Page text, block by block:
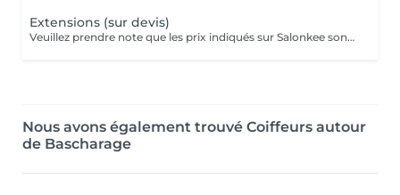
Extensions (sur devis)
Veuillez prendre note que les prix indiqués sur Salonkee sont communiqués à titre informatif et s'entendent de base. Ces derniers sont susceptibles de varier selon le diagnostic réalisé à votre arrivée au salon et l'expertise du professionnel à qui vous confiez votre beauté. Dans tous les cas, un devis précis vous sera proposé et toutes réalisations de prestations seront effectuées avec votre accord. Un grand merci d'avance pour votre compréhension. Au plaisir de vous revoir très vite.
Nous avons également trouvé Coiffeurs autour
de Bascharage